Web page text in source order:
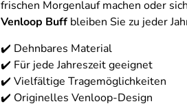
frischen Morgenlauf machen oder
Venloop Buff bleiben Sie zu jeder
✔️ Dehnbares Material
✔️ Für jede Jahreszeit geeignet
✔️ Vielfältige Tragemöglichkeiten
✔️ Originelles Venloop-Design